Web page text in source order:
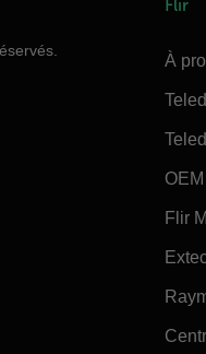
Flir
À
Flir